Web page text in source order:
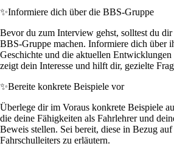
✨Informiere dich über die BBS-Gruppe
Bevor du zum Interview gehst, solltest du
BBS-Gruppe machen. Informiere dich über
Geschichte und die aktuellen
zeigt dein Interesse und hilft dir, gezielte
✨Bereite konkrete Beispiele vor
Überlege dir im Voraus konkrete Beispiele
die deine Fähigkeiten als Fahrlehrer und
Beweis stellen. Sei bereit, diese in Bezug
Fahrschulleiters zu erläutern.